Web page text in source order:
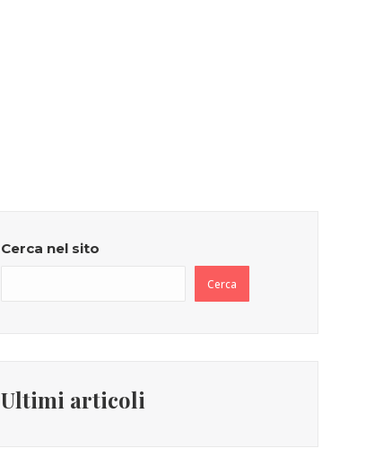
Cerca nel sito
Cerca
Ultimi articoli